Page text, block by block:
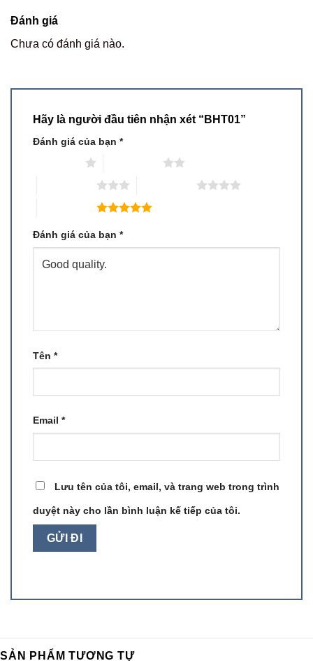
Đánh giá
Chưa có đánh giá nào.
Hãy là người đầu tiên nhận xét “BHT01”
Đánh giá của bạn *
Đánh giá của bạn *
Tên *
Email *
Lưu tên của tôi, email, và trang web trong trình
duyệt này cho lần bình luận kế tiếp của tôi.
SẢN PHẨM TƯƠNG TỰ